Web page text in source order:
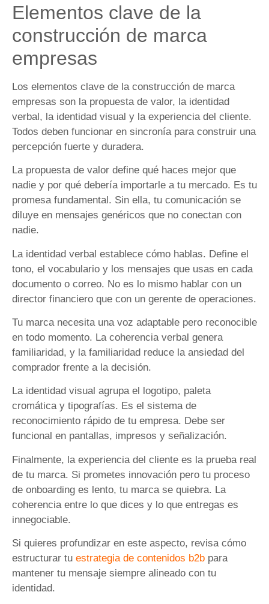
Elementos clave de la
construcción de marca
empresas
Los elementos clave de la construcción de marca
empresas son la propuesta de valor, la identidad
verbal, la identidad visual y la experiencia del cliente.
Todos deben funcionar en sincronía para construir una
percepción fuerte y duradera.
La propuesta de valor define qué haces mejor que
nadie y por qué debería importarle a tu mercado. Es tu
promesa fundamental. Sin ella, tu comunicación se
diluye en mensajes genéricos que no conectan con
nadie.
La identidad verbal establece cómo hablas. Define el
tono, el vocabulario y los mensajes que usas en cada
documento o correo. No es lo mismo hablar con un
director financiero que con un gerente de operaciones.
Tu marca necesita una voz adaptable pero reconocible
en todo momento. La coherencia verbal genera
familiaridad, y la familiaridad reduce la ansiedad del
comprador frente a la decisión.
La identidad visual agrupa el logotipo, paleta
cromática y tipografías. Es el sistema de
reconocimiento rápido de tu empresa. Debe ser
funcional en pantallas, impresos y señalización.
Finalmente, la experiencia del cliente es la prueba real
de tu marca. Si prometes innovación pero tu proceso
de onboarding es lento, tu marca se quiebra. La
coherencia entre lo que dices y lo que entregas es
innegociable.
Si quieres profundizar en este aspecto, revisa cómo
estructurar tu estrategia de contenidos b2b para
mantener tu mensaje siempre alineado con tu
identidad.